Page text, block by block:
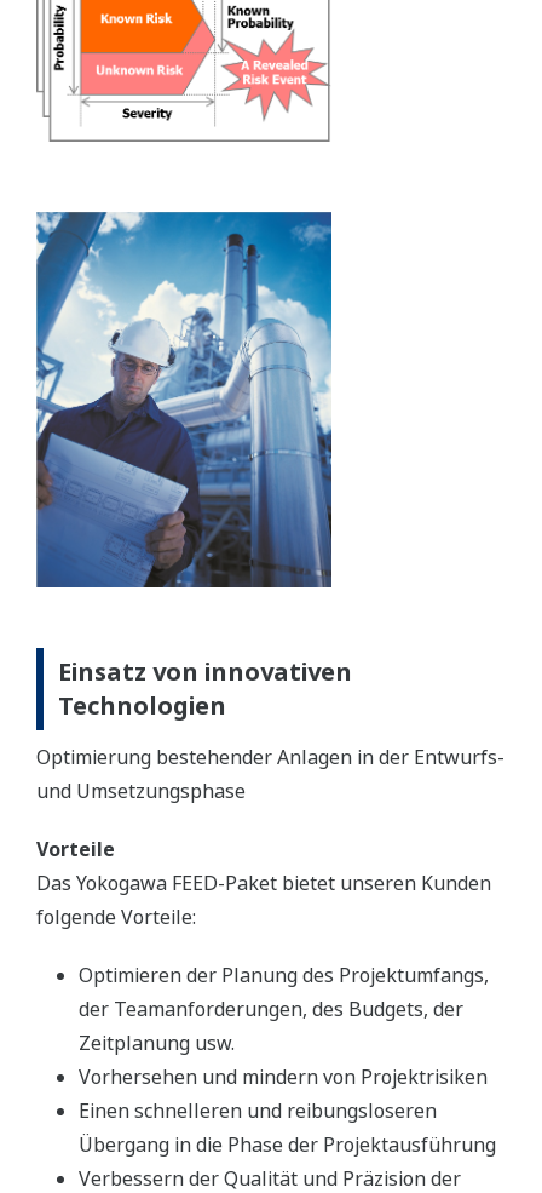
Einsatz von innovativen
Technologien
Optimierung bestehender Anlagen in der Entwurfs-
und Umsetzungsphase
Vorteile
Das Yokogawa FEED-Paket bietet unseren Kunden
folgende Vorteile:
Optimieren der Planung des Projektumfangs,
der Teamanforderungen, des Budgets, der
Zeitplanung usw.
Vorhersehen und mindern von Projektrisiken
Einen schnelleren und reibungsloseren
Übergang in die Phase der Projektausführung
Verbessern der Qualität und Präzision der